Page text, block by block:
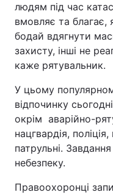
Інтерв'ю
Контакти
Послуги
людям під час
вмовляє та
бодай вдягнути
захисту, інші не
каже рятувальник.
У цьому
відпочинку
окрім аварійно-
нацгвардія,
патрульні.
небезпеку.
Правоохоронці